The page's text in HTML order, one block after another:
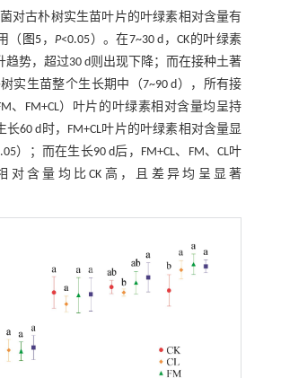
对古朴树实生苗叶片的叶绿素相对含量有
（ 图5 ，P<0.05）。在7~30 d，CK的叶绿素
趋势，超过30 d则出现下降；而在接种土著
实生苗整个生长期中（7~90 d），所有接
、FM+CL）叶片的叶绿素相对含量均呈持
长60 d时，FM+CL叶片的叶绿素相对含量显
）；而在生长90 d后，FM+CL、FM、CL叶
对含量均比CK高，且差异均呈显著